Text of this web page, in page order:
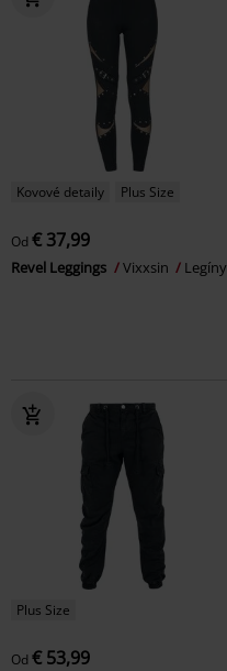
Kovové detaily Plus Size
Od € 37,99
Revel Leggings Vixxsin Legíny
Plus Size
Od € 53,99